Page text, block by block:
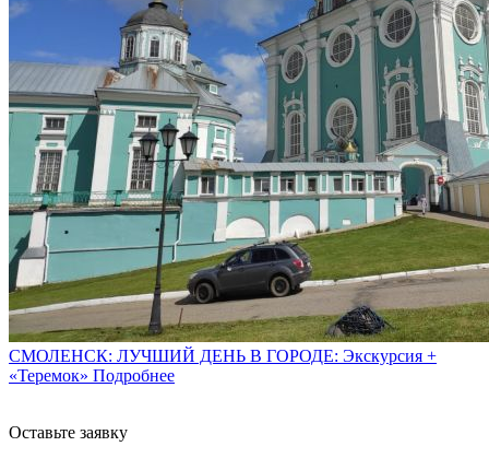
СМОЛЕНСК: ЛУЧШИЙ ДЕНЬ В ГОРОДЕ: Экскурсия +
«Теремок» Подробнее
Оставьте заявку